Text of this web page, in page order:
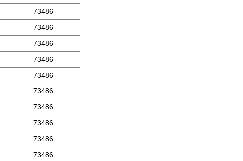
73486
73486
73486
73486
73486
73486
73486
73486
73486
73486